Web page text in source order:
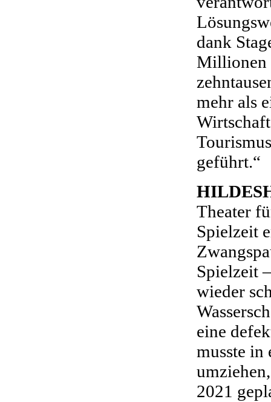
dank
Millionen
mehr als
geführt.“
Theater
Spielzeit
Spielzeit
wieder
eine
musste in
2021